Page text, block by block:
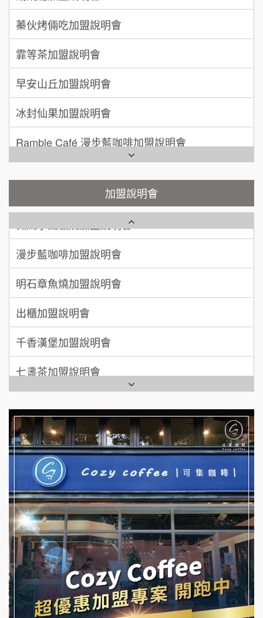
徐 先生/小姐
加盟預算
何 先生/小姐
加盟預算 100萬~300萬
呂 先生/小姐 新竹市
加盟預算 200萬~400萬
顏 先生/小姐 台北市
廖 先生/小姐 高雄市
加盟預算
蓁伙烤倆吃加盟說明會
霏等茶加盟說明會
早安山丘加盟說明會
冰封仙果加盟說明會
Ramble Café 漫步藍咖啡加盟說明會
微風亭鐵板燒加盟說明會
【曉妍美妝】誠徵行政櫃檯
自助洗衣店誠徵代洗收送人員(台中市)
MUSHEN徵SPA美容芳療師
日十。早午食加盟說明會
拾鑶火鍋加盟說明會
全家加盟說明會
台灣G湯加盟說明會
彭富貴加盟說明會
NU PASTA義大利麵加盟說明會
潮鍋癮加盟說明會
蓁伙烤倆吃加盟說明會
霏等茶加盟說明會
早安山丘加盟說明會
冰封仙果加盟說明會
加盟說明會
上宇林加盟說明會
莫尼早餐Morni加盟說明會
手作功夫茶加盟說明會
SHARE TEA歇腳亭加盟說明會
潮味決-湯滷專門店加盟說明會
鮮茶道加盟說明會
微風亭鐵板燒加盟說明會
漫步藍咖啡加盟說明會
明石章魚燒加盟說明會
出櫃加盟說明會
千香漢堡加盟說明會
七盞茶加盟說明會
拉亞漢堡加盟說明會
杜芳子古味茶鋪加盟說明會
優握握×酸奶大獅加盟說明會
冬城門加盟說明會
拾鑶火鍋加盟說明會
阿性情趣無人販售所加盟明會
龍涎居好湯加盟說明會
舒油頭加盟說明會